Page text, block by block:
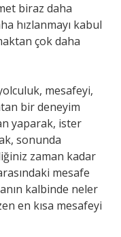
biraz daha
hızlanmayı kabul
çok daha
mesafeyi,
bir deneyim
yaparak, ister
sonunda
zaman kadar
mesafe
kalbinde neler
en kısa mesafeyi